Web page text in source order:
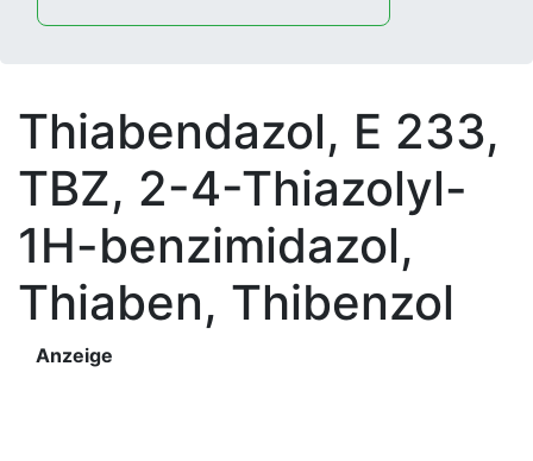
Thiabendazol, E 233,
TBZ, 2-4-Thiazolyl-
1H-benzimidazol,
Thiaben, Thibenzol
Anzeige